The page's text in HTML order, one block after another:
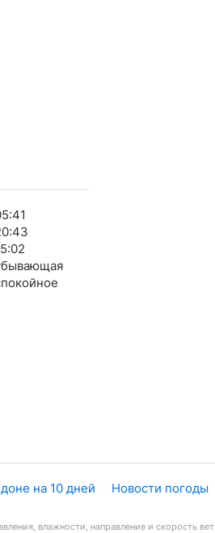
на 10 дней Новости погоды
влажности, направление и скорость